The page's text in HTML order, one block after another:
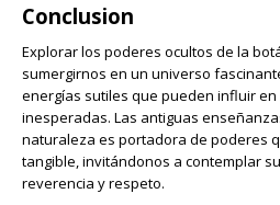
Conclusion
Explorar los poderes ocultos de la
sumergirnos en un universo
energías sutiles que pueden influir
inesperadas. Las antiguas
naturaleza es portadora de poderes
tangible, invitándonos a contemplar
reverencia y respeto.